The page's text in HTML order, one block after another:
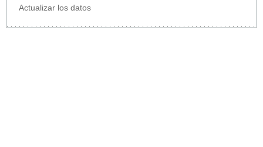
Actualizar los datos